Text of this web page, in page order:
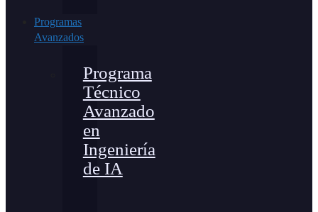
Programas
Avanzados
Programa
Técnico
Avanzado
en
Ingeniería
de IA